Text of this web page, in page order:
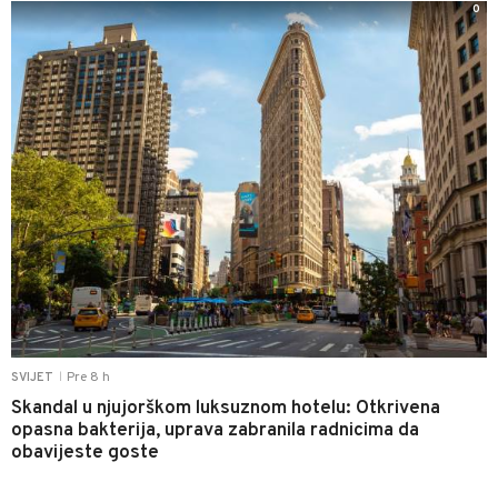
SVIJET Pre 8 h
Skandal u njujorškom luksuznom hotelu: Otkrivena
opasna bakterija, uprava zabranila radnicima da
obavijeste goste
0